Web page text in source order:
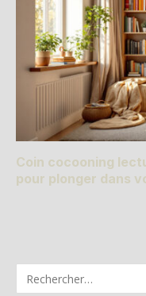
Coin cocooning
pour plonger dans